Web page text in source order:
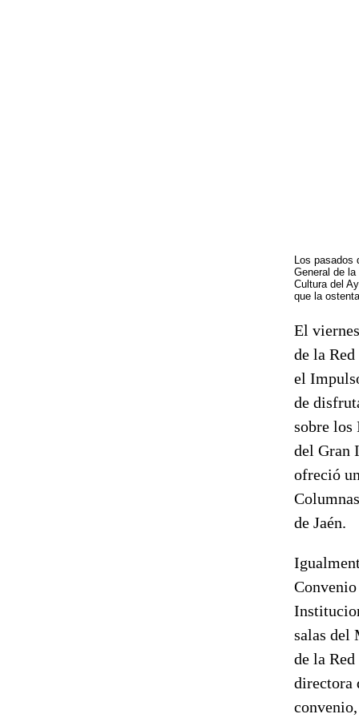
Los pasados
General de
Cultura del
que la
El
de la
el
de
sobre los
del Gran
ofreció
de Jaén.
Convenio
salas del
de la
directora